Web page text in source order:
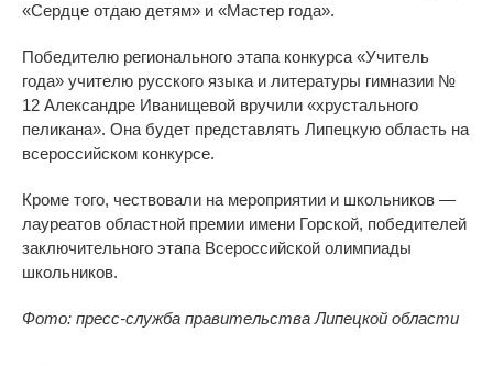
«Сердце отдаю детям» и «Мастер года».
Победителю регионального этапа конкурса «Учитель
года» учителю русского языка и литературы гимназии №
12 Александре Иванищевой вручили «хрустального
пеликана». Она будет представлять Липецкую область на
всероссийском конкурсе.
Кроме того, чествовали на мероприятии и школьников —
лауреатов областной премии имени Горской, победителей
заключительного этапа Всероссийской олимпиады
школьников.
Фото: пресс-служба правительства Липецкой области